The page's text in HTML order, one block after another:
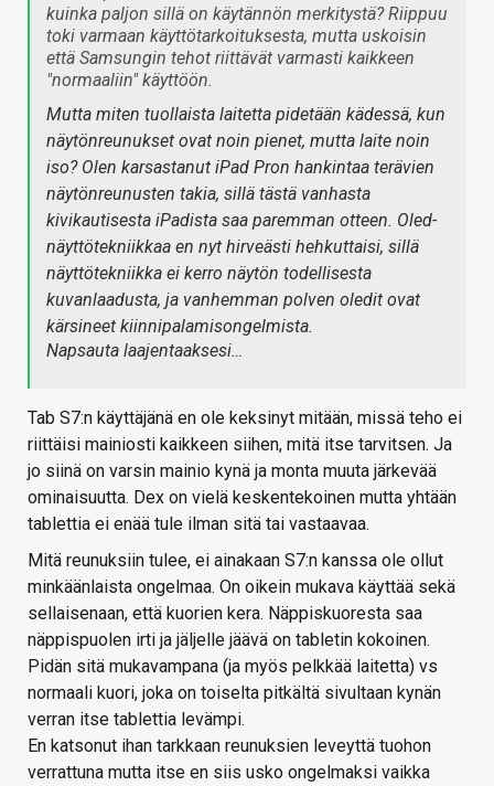
kuinka paljon sillä on käytännön merkitystä? Riippuu
toki varmaan käyttötarkoituksesta, mutta uskoisin
että Samsungin tehot riittävät varmasti kaikkeen
"normaaliin" käyttöön.
Mutta miten tuollaista laitetta pidetään kädessä, kun
näytönreunukset ovat noin pienet, mutta laite noin
iso? Olen karsastanut iPad Pron hankintaa terävien
näytönreunusten takia, sillä tästä vanhasta
kivikautisesta iPadista saa paremman otteen. Oled-
näyttötekniikkaa en nyt hirveästi hehkuttaisi, sillä
näyttötekniikka ei kerro näytön todellisesta
kuvanlaadusta, ja vanhemman polven oledit ovat
kärsineet kiinnipalamisongelmista.
Napsauta laajentaaksesi…
Tab S7:n käyttäjänä en ole keksinyt mitään, missä teho ei
riittäisi mainiosti kaikkeen siihen, mitä itse tarvitsen. Ja
jo siinä on varsin mainio kynä ja monta muuta järkevää
ominaisuutta. Dex on vielä keskentekoinen mutta yhtään
tablettia ei enää tule ilman sitä tai vastaavaa.
Mitä reunuksiin tulee, ei ainakaan S7:n kanssa ole ollut
minkäänlaista ongelmaa. On oikein mukava käyttää sekä
sellaisenaan, että kuorien kera. Näppiskuoresta saa
näppispuolen irti ja jäljelle jäävä on tabletin kokoinen.
Pidän sitä mukavampana (ja myös pelkkää laitetta) vs
normaali kuori, joka on toiselta pitkältä sivultaan kynän
verran itse tablettia levämpi.
En katsonut ihan tarkkaan reunuksien leveyttä tuohon
verrattuna mutta itse en siis usko ongelmaksi vaikka